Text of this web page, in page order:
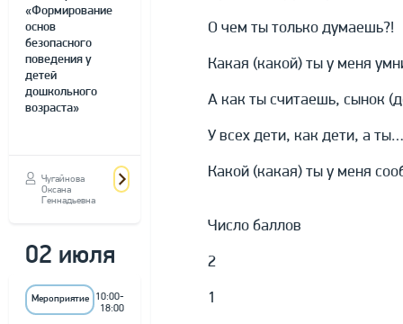
«Формирование
основ
безопасного
поведения у
детей
дошкольного
возраста»
Чугайнова
Оксана
Геннадьевна
02 июля
Мероприятие
10:00-
18:00
О чем ты только думаешь?!
Какая (какой) ты у меня
А как ты считаешь, сынок
У всех дети, как дети, а
Какой (какая) ты у меня
Число баллов
2
1